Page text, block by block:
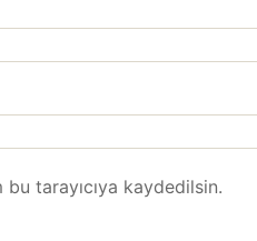
tarayıcıya kaydedilsin.